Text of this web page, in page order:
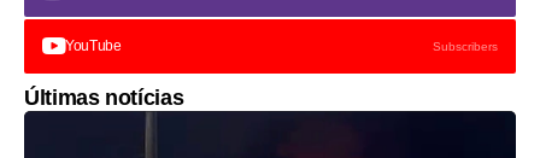
YouTube Subscribers
Últimas notícias